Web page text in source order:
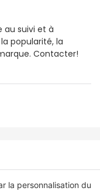
suivi et à
popularité, la
Contacter!
la personnalisation du